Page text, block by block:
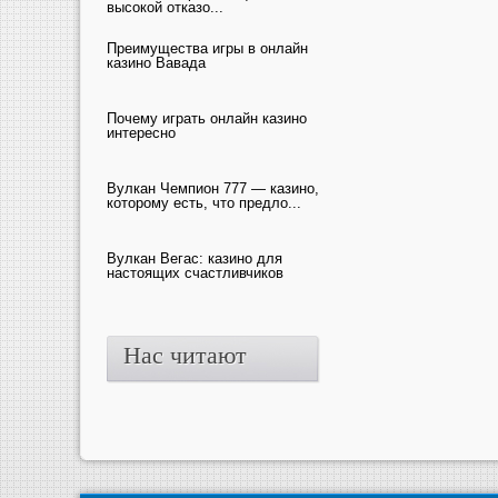
высокой отказо...
Преимущества игры в онлайн
казино Вавада
Почему играть онлайн казино
интересно
Вулкан Чемпион 777 — казино,
которому есть, что предло...
Вулкан Вегас: казино для
настоящих счастливчиков
Нас читают